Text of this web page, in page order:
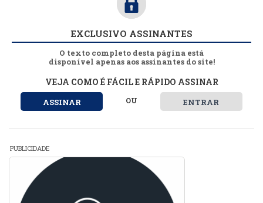
EXCLUSIVO ASSINANTES
O texto completo desta página está
disponível apenas aos assinantes do site!
VEJA COMO É FÁCIL E RÁPIDO ASSINAR
ASSINAR OU ENTRAR
PUBLICIDADE